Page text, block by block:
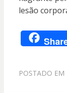
lesão
POSTADO EM